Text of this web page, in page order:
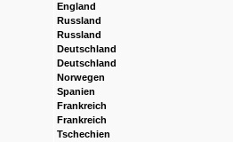
England
Russland
Russland
Deutschland
Deutschland
Norwegen
Spanien
Frankreich
Frankreich
Tschechien